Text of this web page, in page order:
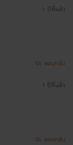
1 ปีที่แล้ว
ตอบกลับ
1 ปีที่แล้ว
ตอบกลับ